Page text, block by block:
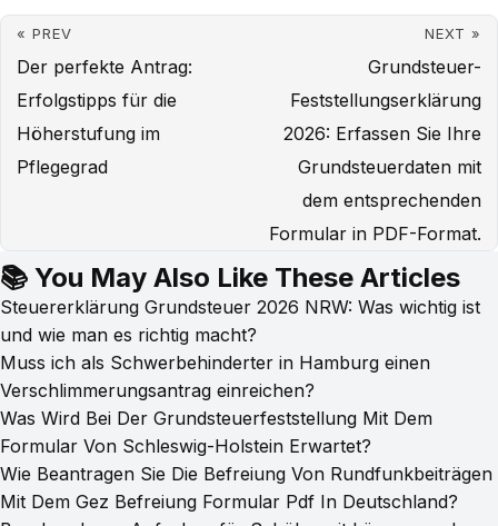
« PREV
Der perfekte Antrag:
Erfolgstipps für die
Höherstufung im
Pflegegrad
NEXT »
Grundsteuer-
Feststellungserklärung
2026: Erfassen Sie Ihre
Grundsteuerdaten mit
dem entsprechenden
Formular in PDF-Format.
📚 You May Also Like These Articles
Steuererklärung Grundsteuer 2026 NRW: Was wichtig ist
und wie man es richtig macht?
Muss ich als Schwerbehinderter in Hamburg einen
Verschlimmerungsantrag einreichen?
Was Wird Bei Der Grundsteuerfeststellung Mit Dem
Formular Von Schleswig-Holstein Erwartet?
Wie Beantragen Sie Die Befreiung Von Rundfunkbeiträgen
Mit Dem Gez Befreiung Formular Pdf In Deutschland?